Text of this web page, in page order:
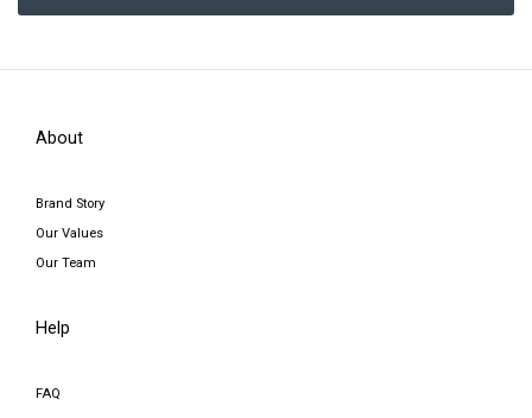
About
Brand Story
Our Values
Our Team
Help
FAQ